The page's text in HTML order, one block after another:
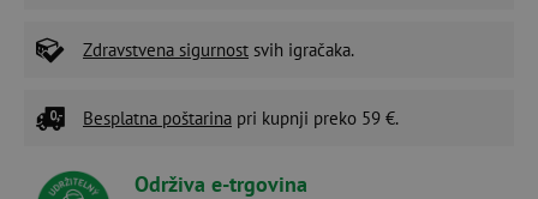
Zdravstvena sigurnost svih igračaka.
Besplatna poštarina pri kupnji preko 59 €.
Održiva e-trgovina